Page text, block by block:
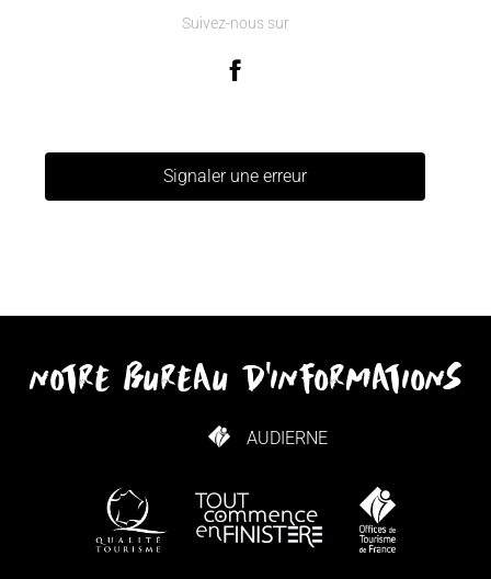
Suivez-nous sur
Signaler une erreur
notre bureau d'informations
AUDIERNE
COMMENT VENIR ?